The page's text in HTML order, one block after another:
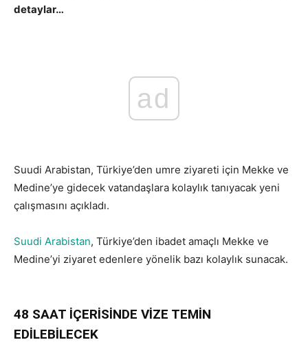
detaylar…
ad
Suudi Arabistan, Türkiye’den umre ziyareti için Mekke ve
Medine’ye gidecek vatandaşlara kolaylık tanıyacak yeni
çalışmasını açıkladı.
Suudi Arabistan, Türkiye’den ibadet amaçlı Mekke ve
Medine’yi ziyaret edenlere yönelik bazı kolaylık sunacak.
48 SAAT İÇERİSİNDE VİZE TEMİN
EDİLEBİLECEK